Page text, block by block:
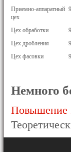
Приемно-аппаратный
цех
Цех обработки
Цех дробления
Цех фасовки
Немного
Повышение